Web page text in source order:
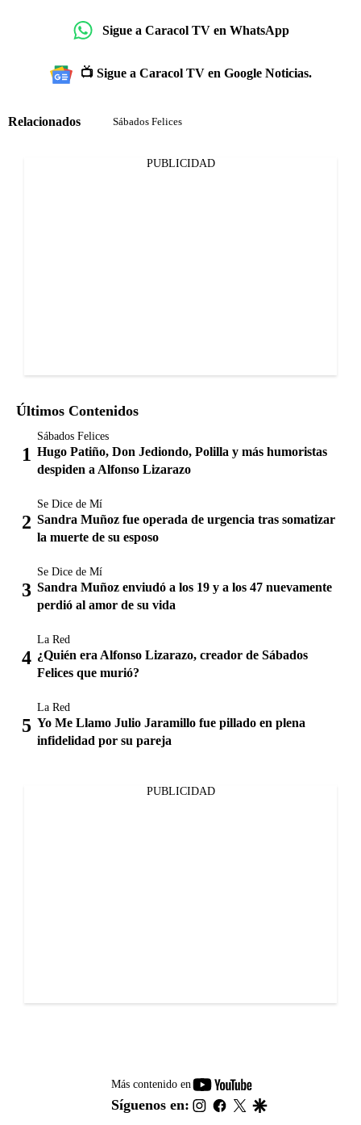
Sigue a Caracol TV en WhatsApp
📺 Sigue a Caracol TV en Google Noticias.
Relacionados Sábados Felices
PUBLICIDAD
Últimos Contenidos
Sábados Felices
Hugo Patiño, Don Jediondo, Polilla y más humoristas
despiden a Alfonso Lizarazo
Se Dice de Mí
Sandra Muñoz fue operada de urgencia tras somatizar
la muerte de su esposo
Se Dice de Mí
Sandra Muñoz enviudó a los 19 y a los 47 nuevamente
perdió al amor de su vida
La Red
¿Quién era Alfonso Lizarazo, creador de Sábados
Felices que murió?
La Red
Yo Me Llamo Julio Jaramillo fue pillado en plena
infidelidad por su pareja
PUBLICIDAD
Más contenido en
youtube-
footer
Síguenos en: instagram
facebook
twitter